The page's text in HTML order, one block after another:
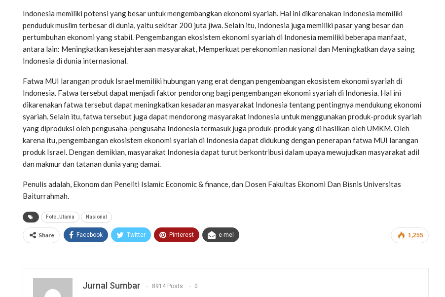
Indonesia memiliki potensi yang besar untuk mengembangkan ekonomi syariah. Hal ini dikarenakan Indonesia memiliki
penduduk muslim terbesar di dunia, yaitu sekitar 200 juta jiwa. Selain itu, Indonesia juga memiliki pasar yang besar dan
pertumbuhan ekonomi yang stabil. Pengembangan ekosistem ekonomi syariah di Indonesia memiliki beberapa manfaat,
antara lain: Meningkatkan kesejahteraan masyarakat, Memperkuat perekonomian nasional dan Meningkatkan daya saing
Indonesia di dunia internasional.
Fatwa MUI larangan produk Israel memiliki hubungan yang erat dengan pengembangan ekosistem ekonomi syariah di
Indonesia. Fatwa tersebut dapat menjadi faktor pendorong bagi pengembangan ekonomi syariah di Indonesia. Hal ini
dikarenakan fatwa tersebut dapat meningkatkan kesadaran masyarakat Indonesia tentang pentingnya mendukung ekonomi
syariah. Selain itu, fatwa tersebut juga dapat mendorong masyarakat Indonesia untuk menggunakan produk-produk syariah
yang diproduksi oleh pengusaha-pengusaha Indonesia termasuk juga produk-produk yang di hasilkan oleh UMKM. Oleh
karena itu, pengembangan ekosistem ekonomi syariah di Indonesia dapat didukung dengan penerapan fatwa MUI larangan
produk Israel. Dengan demikian, masyarakat Indonesia dapat turut berkontribusi dalam upaya mewujudkan masyarakat adil
dan makmur dan tatanan dunia yang damai.
Penulis adalah, Ekonom dan Peneliti Islamic Economic & finance, dan Dosen Fakultas Ekonomi Dan Bisnis Universitas
Baiturrahmah.
Foto_Utama Nasional
1,255
Share Facebook Twitter Pinterest e-mel
Jurnal Sumbar 8914 Posts 0